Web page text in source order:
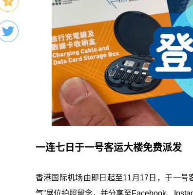
一连七日于一号客运大楼免费派发
香港国际机场由即日起至11月17日，于一号
气”展位拍照留念，并分享至Facebook、